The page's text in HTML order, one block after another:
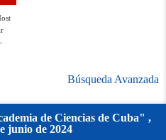
Avanzada
movil
Búsqueda Avanzada
de Ciencias de Cuba" ,
junio de 2024